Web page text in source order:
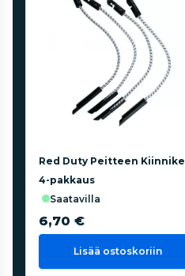
Red Duty Peitteen Kiinnike
4-pakkaus
saatavilla
6,70 €
Lisää ostoskoriin